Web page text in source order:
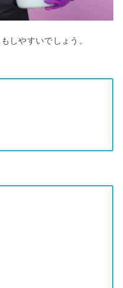
しやすいでしょう。